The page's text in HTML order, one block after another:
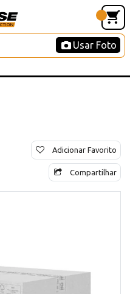
Usar Foto
Adicionar Favorito
Compartilhar